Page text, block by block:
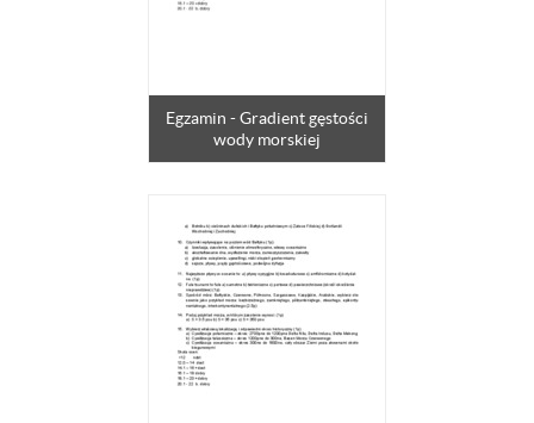
Egzamin - Gradient gęstości
wody morskiej